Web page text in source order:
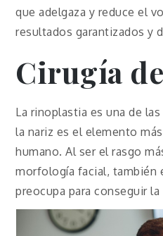
que adelgaza y reduce el
resultados garantizados y
Cirugía
La rinoplastia es una de
la nariz es el elemento
humano. Al ser el rasgo
morfología facial, también
preocupa para conseguir